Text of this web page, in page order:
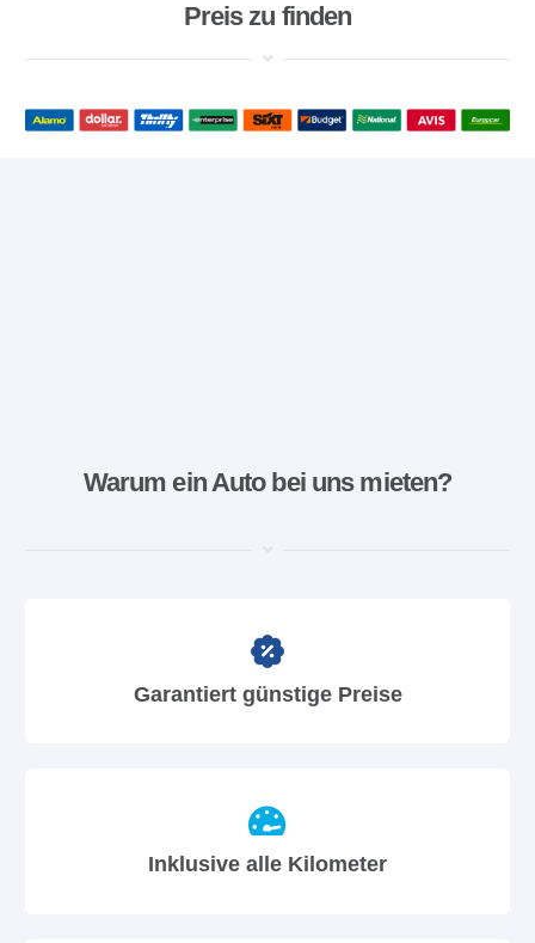
Preis zu finden
Warum ein Auto bei uns mieten?
Garantiert günstige Preise
Inklusive alle Kilometer